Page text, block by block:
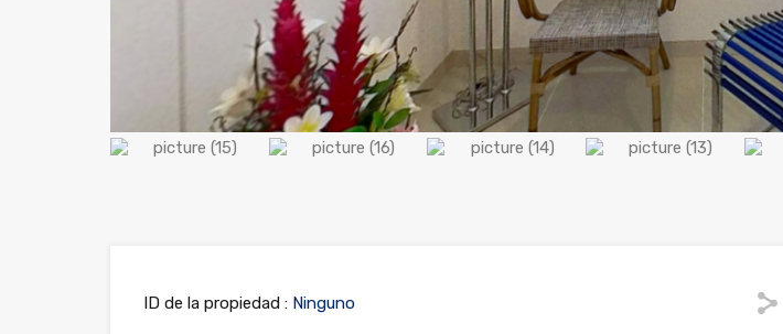
ID de la propiedad : Ninguno